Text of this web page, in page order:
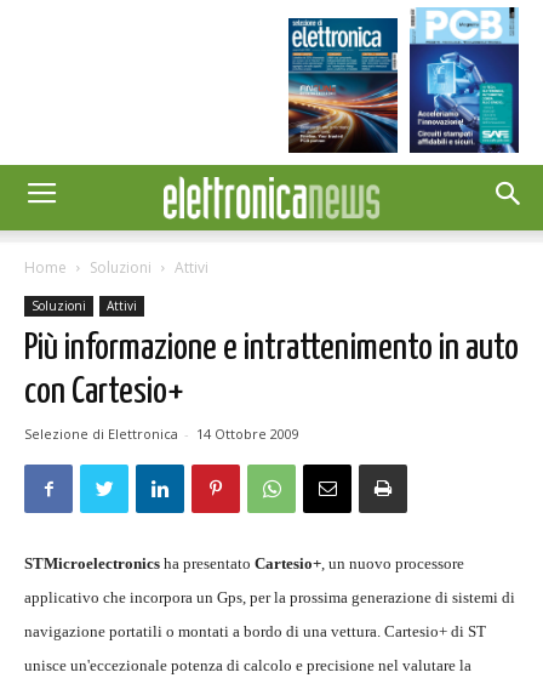
Home Soluzioni Attivi
Soluzioni Attivi
Più informazione e intrattenimento in auto
con Cartesio+
Selezione di Elettronica - 14 Ottobre 2009
STMicroelectronics ha presentato Cartesio+, un nuovo processore
applicativo che incorpora un Gps, per la prossima generazione di sistemi di
navigazione portatili o montati a bordo di una vettura. Cartesio+ di ST
unisce un'eccezionale potenza di calcolo e precisione nel valutare la